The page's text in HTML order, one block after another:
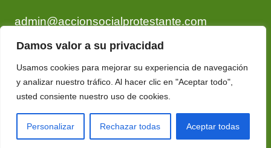
Damos valor a su privacidad
Usamos cookies para mejorar su experiencia de navegación
y analizar nuestro tráfico. Al hacer clic en "Aceptar todo",
usted consiente nuestro uso de cookies.
Personalizar Rechazar todas Aceptar todas
admin@accionsocialprotestante.com
Tlf. 673 17 13 33
Política de privacidad-Aviso Legal (LSSI)